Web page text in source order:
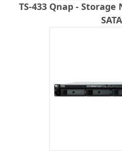
TS-433 Qnap - Storage
SATA